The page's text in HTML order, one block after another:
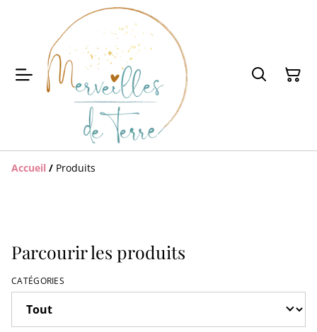
Accueil / Produits
Parcourir les produits
CATÉGORIES